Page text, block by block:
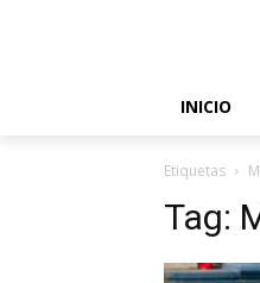
INICIO
Etiquetas
Tag: